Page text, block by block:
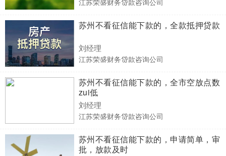
江苏荣盛财务贷款咨询公司
苏州不看征信能下款的，全款抵押贷款
刘经理
江苏荣盛财务贷款咨询公司
苏州不看征信能下款的，全市空放点数
zui低
刘经理
江苏荣盛财务贷款咨询公司
苏州不看征信能下款的，申请简单，审
批，放款及时